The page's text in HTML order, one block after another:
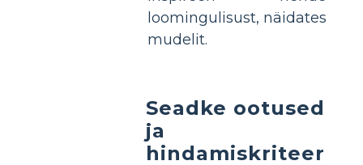
loomingulisust, näidates
mudelit.
Seadke ootused
ja
hindamiskriteer